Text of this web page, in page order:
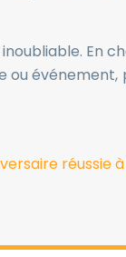
En
réussie